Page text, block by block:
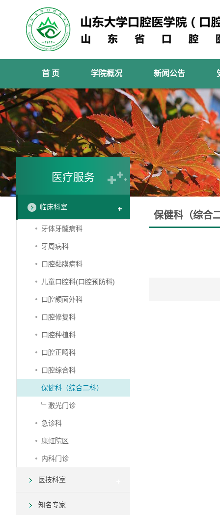
首 页 学院概况 新闻公告
医疗服务
临床科室
牙体牙髓病科
牙周病科
口腔黏膜病科
儿童口腔科(口腔预防科)
口腔颌面外科
口腔修复科
口腔种植科
口腔正畸科
口腔综合科
保健科（综合二科）
﹂激光门诊
急诊科
康虹院区
内科门诊
医技科室
知名专家
保健科（综合